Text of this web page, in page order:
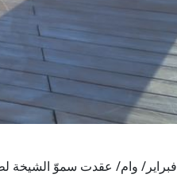
دبي في 4 فبراير/ وام/ عقدت سموّ